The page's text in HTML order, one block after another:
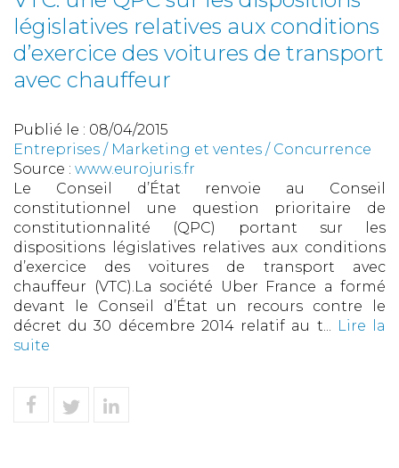
législatives relatives aux conditions
d’exercice des voitures de transport
avec chauffeur
Publié le : 08/04/2015
Entreprises / Marketing et ventes / Concurrence
Source : www.eurojuris.fr
Le Conseil d’État renvoie au Conseil
constitutionnel une question prioritaire de
constitutionnalité (QPC) portant sur les
dispositions législatives relatives aux conditions
d’exercice des voitures de transport avec
chauffeur (VTC).La société Uber France a formé
devant le Conseil d’État un recours contre le
décret du 30 décembre 2014 relatif au t... Lire la
suite